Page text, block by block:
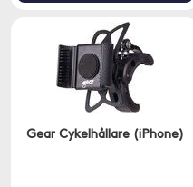
Gear Cykelhållare (iPhone)